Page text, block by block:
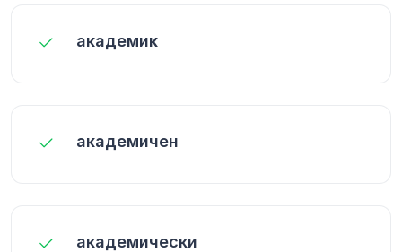
академик
академичен
академически